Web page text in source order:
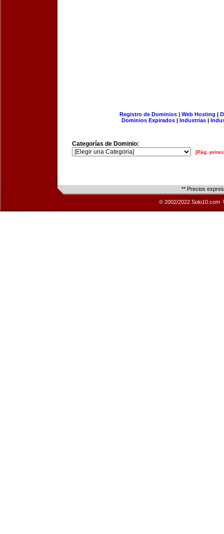
Registro de Dominios| Web Hosting |
Dominios Expirados | Industrias |
Categorías de Dominio:
[Pág.
** Precios
© 2002/2022 Solo10.com